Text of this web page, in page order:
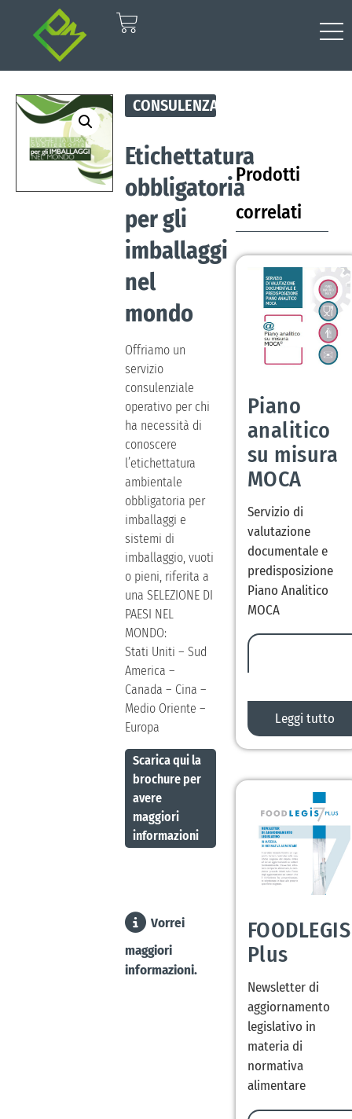
CONSULENZA
Etichettatura
obbligatoria
per gli
imballaggi
nel
mondo
Offriamo un
servizio
consulenziale
operativo per chi
ha necessità di
conoscere
l’etichettatura
ambientale
obbligatoria per
imballaggi e
sistemi di
imballaggio, vuoti
o pieni, riferita a
una SELEZIONE DI
PAESI NEL
MONDO:
Stati Uniti – Sud
America –
Canada – Cina –
Medio Oriente –
Europa
Scarica qui la
brochure per
avere
maggiori
informazioni
Vorrei
maggiori
informazioni.
Prodotti
correlati
Piano
analitico
su misura
MOCA
Servizio di
valutazione
documentale e
predisposizione
Piano Analitico
MOCA
Leggi tutto
FOODLEGIS
Plus
Newsletter di
aggiornamento
legislativo in
materia di
normativa
alimentare